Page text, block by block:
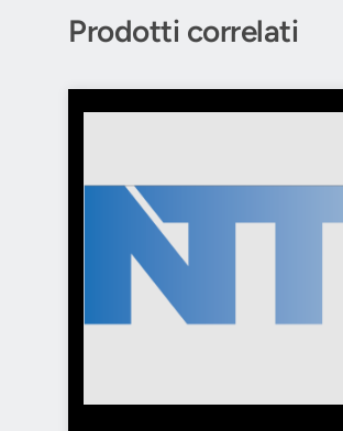
Prodotti correlati